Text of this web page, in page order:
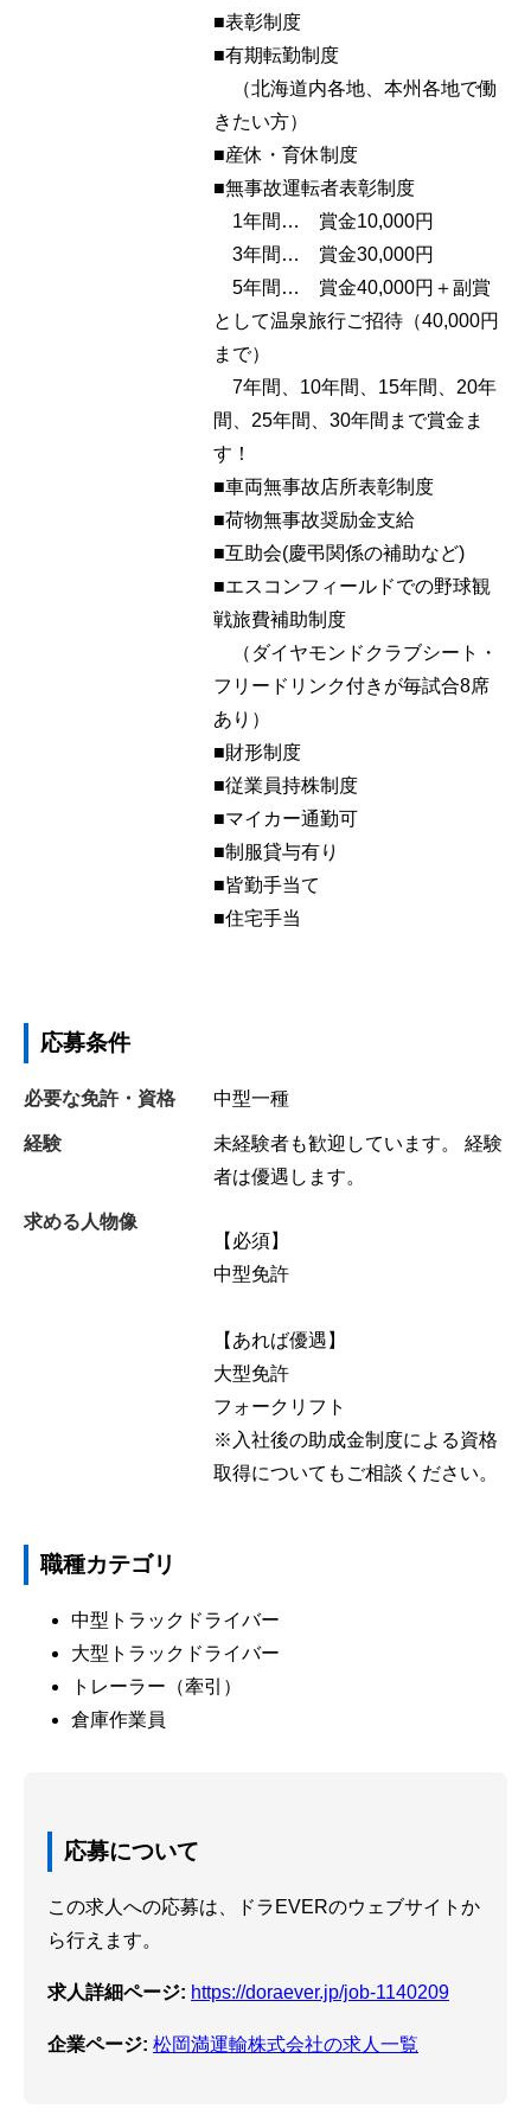
■表彰制度
■有期転勤制度
（北海道内各地、本州各地で働
きたい方）
■産休・育休制度
■無事故運転者表彰制度
1年間… 賞金10,000円
3年間… 賞金30,000円
5年間… 賞金40,000円＋副賞
として温泉旅行ご招待（40,000円
まで）
7年間、10年間、15年間、20年
間、25年間、30年間まで賞金ま
す！
■車両無事故店所表彰制度
■荷物無事故奨励金支給
■互助会(慶弔関係の補助など)
■エスコンフィールドでの野球観
戦旅費補助制度
（ダイヤモンドクラブシート・
フリードリンク付きが毎試合8席
あり）
■財形制度
■従業員持株制度
■マイカー通勤可
■制服貸与有り
■皆勤手当て
■住宅手当
応募条件
必要な免許・資格 中型一種
経験
未経験者も歓迎しています。 経験
者は優遇します。
求める人物像
【必須】
中型免許
【あれば優遇】
大型免許
フォークリフト
※入社後の助成金制度による資格
取得についてもご相談ください。
職種カテゴリ
中型トラックドライバー
大型トラックドライバー
トレーラー（牽引）
倉庫作業員
応募について
この求人への応募は、ドラEVERのウェブサイトか
ら行えます。
求人詳細ページ: https://doraever.jp/job-1140209
企業ページ: 松岡満運輸株式会社の求人一覧